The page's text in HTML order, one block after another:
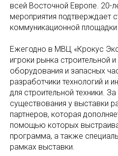
всей Восточной Европе. 20-
мероприятия подтверждает
коммуникационной площадки
Ежегодно в МВЦ «Крокус
игроки рынка строительной
оборудования и запасных
разработчики технологий и
для строительной техники.
существования у выставки
партнеров, которая
помощью которых
программа, а также
рамках выставки.